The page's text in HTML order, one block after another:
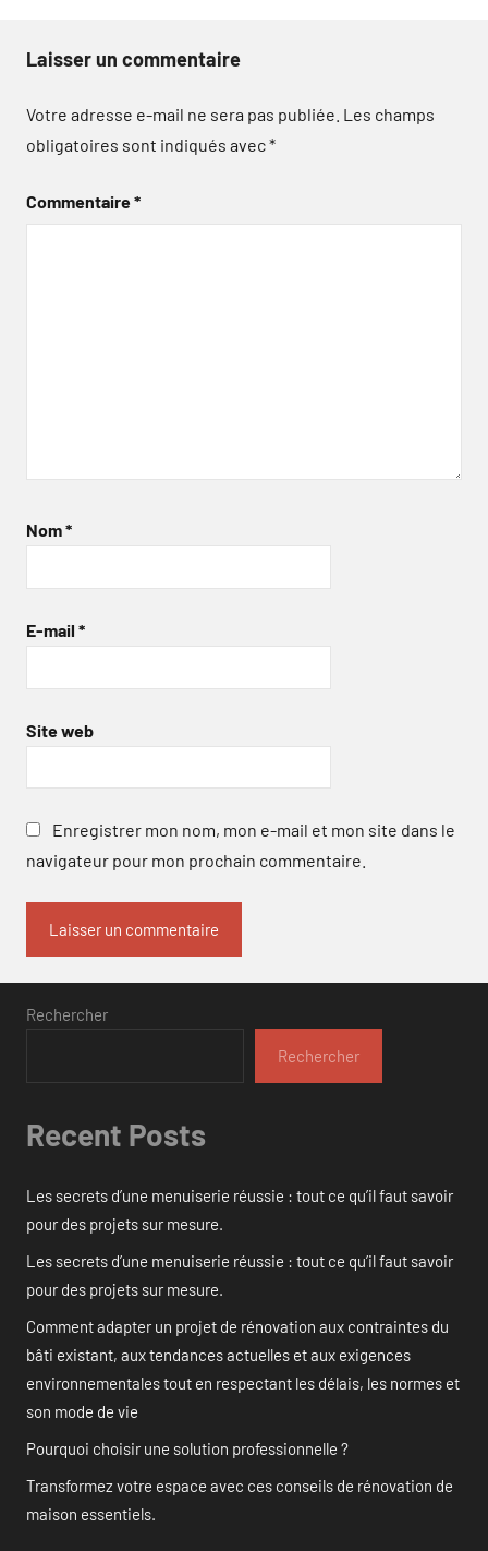
Laisser un commentaire
Votre adresse e-mail ne sera pas publiée. Les champs
obligatoires sont indiqués avec*
Commentaire*
Nom*
E-mail *
Site web
Enregistrer mon nom, mon e-mail et mon site dans le
navigateur pour mon prochain commentaire.
Rechercher
Rechercher
Recent Posts
Les secrets d’une menuiserie réussie : tout ce qu’il faut savoir
pour des projets sur mesure.
Les secrets d’une menuiserie réussie : tout ce qu’il faut savoir
pour des projets sur mesure.
Comment adapter un projet de rénovation aux contraintes du
bâti existant, aux tendances actuelles et aux exigences
environnementales tout en respectant les délais, les normes et
son mode de vie
Pourquoi choisir une solution professionnelle ?
Transformez votre espace avec ces conseils de rénovation de
maison essentiels.